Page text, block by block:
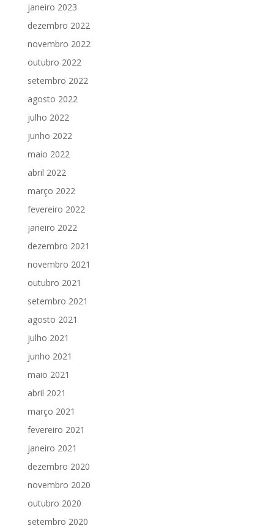
janeiro 2023
dezembro 2022
novembro 2022
outubro 2022
setembro 2022
agosto 2022
julho 2022
junho 2022
maio 2022
abril 2022
março 2022
fevereiro 2022
janeiro 2022
dezembro 2021
novembro 2021
outubro 2021
setembro 2021
agosto 2021
julho 2021
junho 2021
maio 2021
abril 2021
março 2021
fevereiro 2021
janeiro 2021
dezembro 2020
novembro 2020
outubro 2020
setembro 2020